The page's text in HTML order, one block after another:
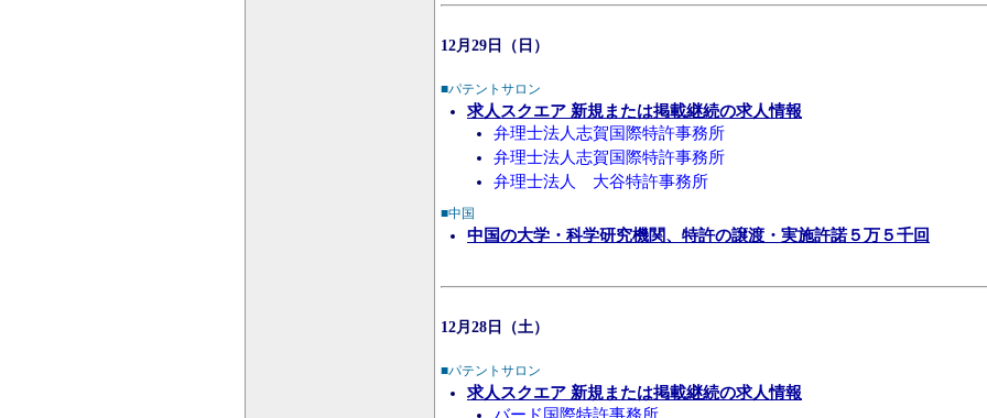
12月29日（日）
■パテントサロン
求人スクエア 新規または掲載継続の求人情報
弁理士法人志賀国際特許事務所
弁理士法人志賀国際特許事務所
弁理士法人 大谷特許事務所
■中国
中国の大学・科学研究機関、特許の譲渡・実施許諾５万５千回
12月28日（土）
■パテントサロン
求人スクエア 新規または掲載継続の求人情報